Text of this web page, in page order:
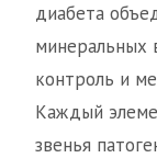
диабета
минеральных
контроль и
Каждый
звенья